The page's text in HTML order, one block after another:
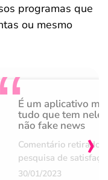
programas que
ou mesmo
É um aplicativo
tudo que tem nele
não fake news
Comentário retirado
pesquisa de
30/01/2023
›